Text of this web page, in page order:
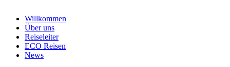
Willkommen
Über uns
Reiseleiter
ECO Reisen
News